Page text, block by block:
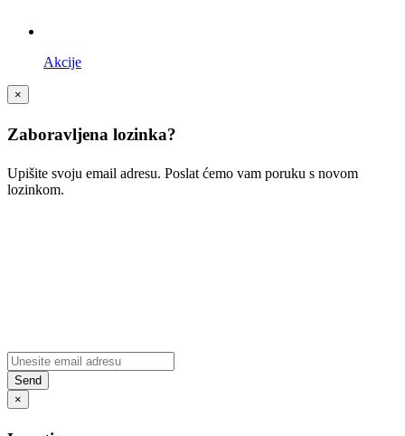
Akcije
×
Zaboravljena lozinka?
Upišite svoju email adresu. Poslat ćemo vam poruku s novom
lozinkom.
×